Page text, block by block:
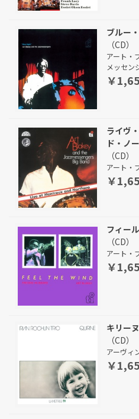
ブルー
（CD）
アート・
メッセン
￥
ライヴ
ド・ノ
（CD）
アート・
￥
フィー
（CD）
アート・
￥
キリーヌ
（CD）
アーヴィ
￥